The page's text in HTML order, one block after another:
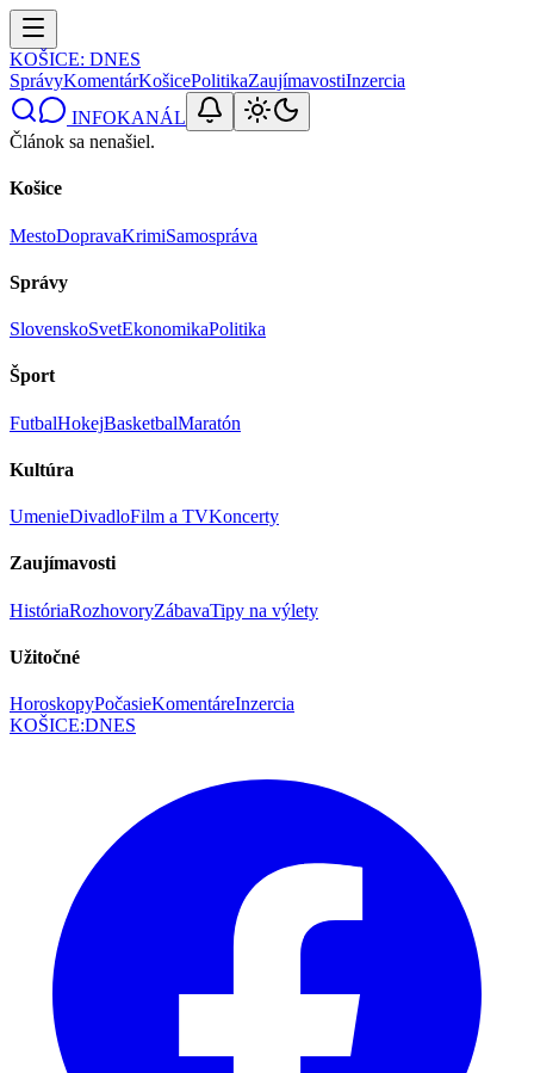
KOŠICE: DNES
SprávyKomentárKošicePolitikaZaujímavostiInzercia
INFOKANÁL
Článok sa nenašiel.
Košice
MestoDopravaKrimiSamospráva
Správy
SlovenskoSvetEkonomikaPolitika
Šport
FutbalHokejBasketbalMaratón
Kultúra
UmenieDivadloFilm a TVKoncerty
Zaujímavosti
HistóriaRozhovoryZábavaTipy na výlety
Užitočné
HoroskopyPočasieKomentáreInzercia
KOŠICE:DNES